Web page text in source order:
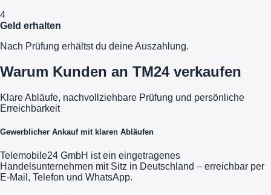
4
Geld erhalten
Nach Prüfung erhältst du deine Auszahlung.
Warum Kunden an TM24 verkaufen
Klare Abläufe, nachvollziehbare Prüfung und persönliche
Erreichbarkeit
Gewerblicher Ankauf mit klaren Abläufen
Telemobile24 GmbH ist ein eingetragenes
Handelsunternehmen mit Sitz in Deutschland – erreichbar per
E-Mail, Telefon und WhatsApp.